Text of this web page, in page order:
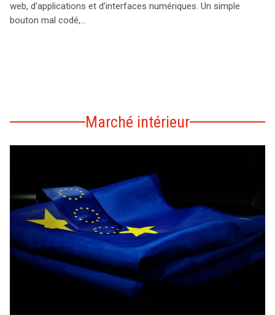
web, d’applications et d’interfaces numériques. Un simple
bouton mal codé,…
Marché intérieur